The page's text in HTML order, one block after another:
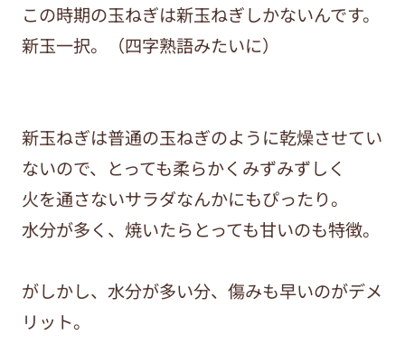
この時期の玉ねぎは新玉ねぎしかないんです。
新玉一択。（四字熟語みたいに）
新玉ねぎは普通の玉ねぎのように乾燥させてい
ないので、とっても柔らかくみずみずしく
火を通さないサラダなんかにもぴったり。
水分が多く、焼いたらとっても甘いのも特徴。
がしかし、水分が多い分、傷みも早いのがデメ
リット。